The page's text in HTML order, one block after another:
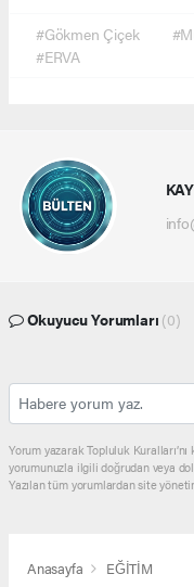
#Gökmen Çiçek
#ERVA
Okuyucu Yorumları (0)
Yorum yazarak Topluluk
yorumunuzla ilgili doğrudan veya
Yazılan tüm yorumlardan site
Anasayfa EĞİTİM